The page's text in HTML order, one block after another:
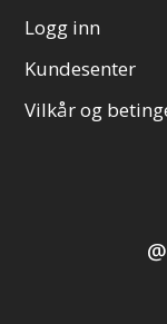
Logg inn
Kundesenter
Vilkår og